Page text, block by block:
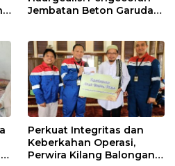
Jembatan Beton Garuda
Perkuat Integritas dan
Keberkahan Operasi,
Perwira Kilang Balongan